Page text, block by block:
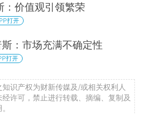
：价值观引领繁荣
打开
：市场充满不确定性
打开
识产权为财新传媒及/或相关权利人
许可，禁止进行转载、摘编、复制及